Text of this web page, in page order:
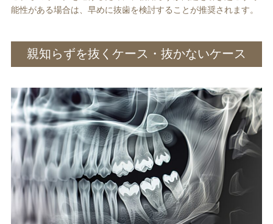
能性がある場合は、早めに抜歯を検討することが推奨されます。
親知らずを抜くケース・抜かないケース